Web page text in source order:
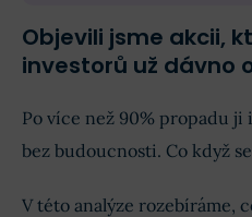
Objevili jsme akcii,
investorů už dávno
Po více než 90% propadu
bez budoucnosti. Co když
V této analýze rozebíráme,